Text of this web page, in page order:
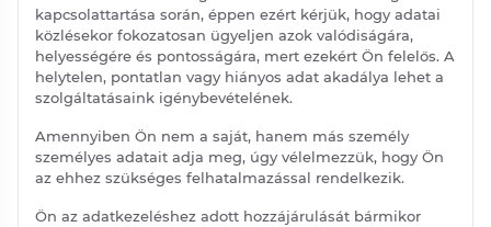
kapcsolattartása során, éppen ezért kérjük, hogy adatai
közlésekor fokozatosan ügyeljen azok valódiságára,
helyességére és pontosságára, mert ezekért Ön felelős. A
helytelen, pontatlan vagy hiányos adat akadálya lehet a
szolgáltatásaink igénybevételének.
Amennyiben Ön nem a saját, hanem más személy
személyes adatait adja meg, úgy vélelmezzük, hogy Ön
az ehhez szükséges felhatalmazással rendelkezik.
Ön az adatkezeléshez adott hozzájárulását bármikor